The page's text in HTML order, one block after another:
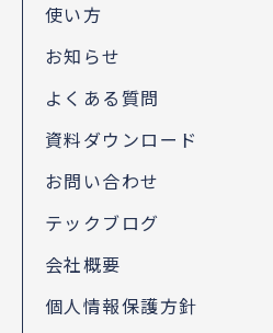
使い方
お知らせ
よくある質問
資料ダウンロード
お問い合わせ
テックブログ
会社概要
個人情報保護方針